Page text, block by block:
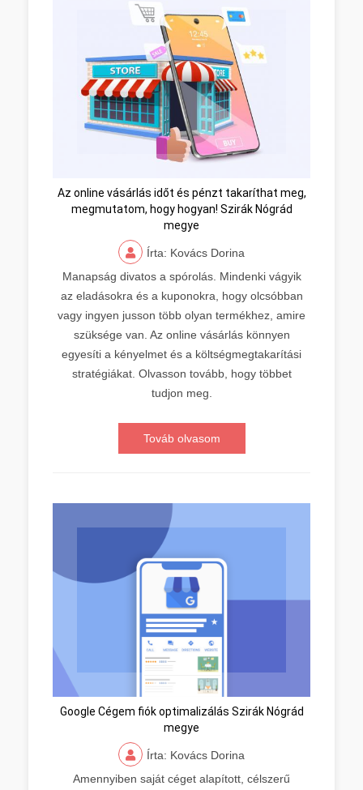
Az online vásárlás időt és pénzt takaríthat meg,
megmutatom, hogy hogyan! Szirák Nógrád
megye
Írta: Kovács Dorina
Manapság divatos a spórolás. Mindenki vágyik
az eladásokra és a kuponokra, hogy olcsóbban
vagy ingyen jusson több olyan termékhez, amire
szüksége van. Az online vásárlás könnyen
egyesíti a kényelmet és a költségmegtakarítási
stratégiákat. Olvasson tovább, hogy többet
tudjon meg.
Továb olvasom
Google Cégem fiók optimalizálás Szirák Nógrád
megye
Írta: Kovács Dorina
Amennyiben saját céget alapított, célszerű